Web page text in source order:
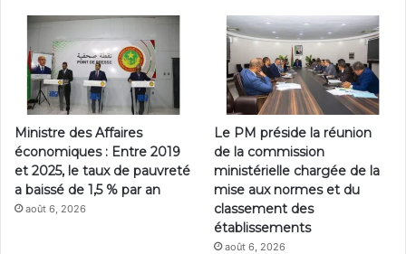
Ministre des Affaires
économiques : Entre 2019
et 2025, le taux de pauvreté
a baissé de 1,5 % par an
août 6, 2026
Le PM préside la réunion
de la commission
ministérielle chargée de la
mise aux normes et du
classement des
établissements
août 6, 2026